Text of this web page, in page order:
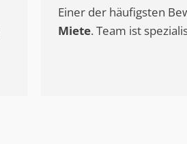
Einer der häufigsten
Miete. Team ist